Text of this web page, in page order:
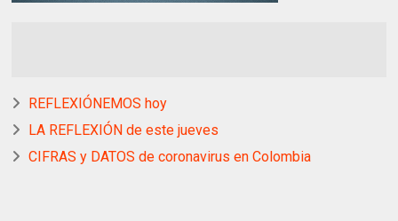
REFLEXIÓNEMOS hoy
LA REFLEXIÓN de este jueves
CIFRAS y DATOS de coronavirus en Colombia